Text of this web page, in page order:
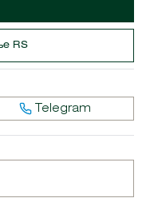
RS
Telegram